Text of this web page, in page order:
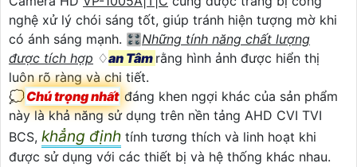
nghệ xử lý chói sáng tốt, giúp tránh hiện tượng mờ khi
có ánh sáng mạnh. 🎛Những tính năng chất lượng
được tích hợp ♢an Tâm rằng hình ảnh được hiển thị
luôn rõ ràng và chi tiết.
💭Chú trọng nhất đáng khen ngợi khác của sản phẩm
này là khả năng sử dụng trên nền tảng AHD CVI TVI
BCS, khẳng định tính tương thích và linh hoạt khi
được sử dụng với các thiết bị và hệ thống khác nhau.